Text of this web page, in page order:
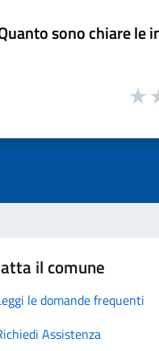
sono chiare le
il comune
le domande frequenti
Assistenza